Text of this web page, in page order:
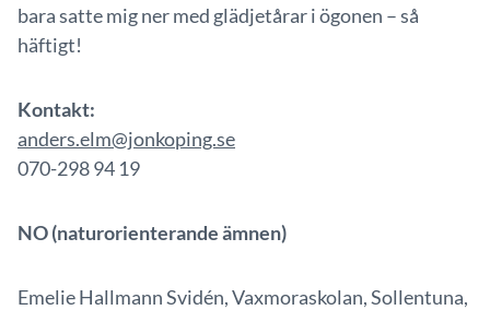
bara satte mig ner med glädjetårar i ögonen – så
häftigt!
Kontakt:
anders.elm@jonkoping.se
070-298 94 19
NO (naturorienterande ämnen)
Emelie Hallmann Svidén, Vaxmoraskolan, Sollentuna,